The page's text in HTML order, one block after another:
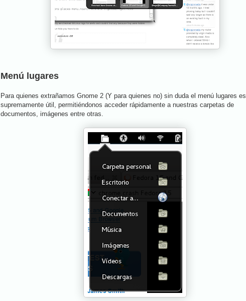
Menú lugares
Para quienes extrañamos Gnome 2 (Y para quienes no) sin duda el menú lugares es
supremamente útil, permitiéndonos acceder rápidamente a nuestras carpetas de
documentos, imágenes entre otras.